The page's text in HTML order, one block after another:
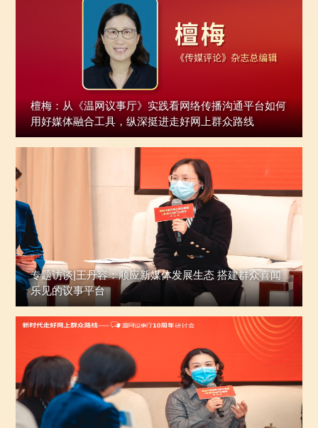
檀梅：从《温网议事厅》实践看网络传播沟通平台如何
用好媒体融合工具，纵深挺进走好网上群众路线
专题访谈|王丹容：顺应新媒体发展生态 搭建群众喜闻
乐见的议事平台